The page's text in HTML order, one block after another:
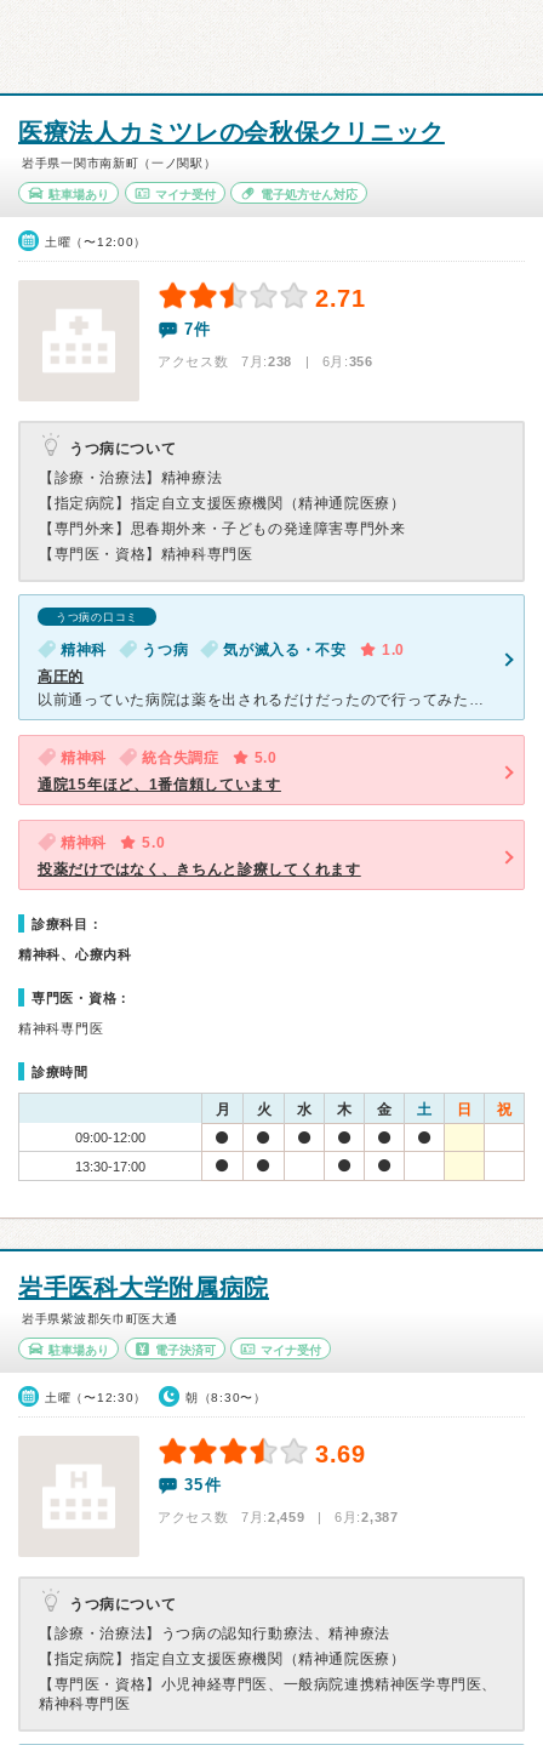
医療法人カミツレの会秋保クリニック
岩手県一関市南新町（一ノ関駅）
駐車場あり マイナ受付 電子処方せん対応
土曜（〜12:00）
2.71
7件
アクセス数 7月:238 | 6月:356
うつ病について
【診療・治療法】 精神療法
【指定病院】 指定自立支援医療機関（精神通院医療）
【専門外来】 思春期外来・子どもの発達障害専門外来
【専門医・資格】 精神科専門医
うつ病の口コミ
精神科 うつ病 気が滅入る・不安
1.0
高圧的
以前通っていた病院は薬を出されるだけだったので行ってみたのですが、診察がとても高圧的で言いたくない事だったりを言わされ、最終的には私が泣いてしまいました。 脅しの様なことも言われ、逆に鬱が酷くなった
精神科 統合失調症
5.0
通院15年ほど、1番信頼しています
精神科
5.0
投薬だけではなく、きちんと診療してくれます
診療科目：
精神科、心療内科
専門医・資格：
精神科専門医
診療時間
月 火 水 木 金 土 日 祝
09:00-12:00
13:30-17:00
岩手医科大学附属病院
岩手県紫波郡矢巾町医大通
駐車場あり 電子決済可 マイナ受付
土曜（〜12:30） 朝（8:30〜）
3.69
35件
アクセス数 7月:2,459 | 6月:2,387
うつ病について
【診療・治療法】
うつ病の認知行動療法、精神療法
【指定病院】 指定自立支援医療機関（精神通院医療）
【専門医・資格】 小児神経専門医、一般病院連携精神医学専門医、
精神科専門医